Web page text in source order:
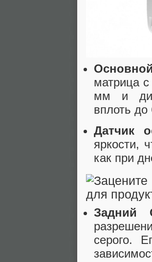
матрица
мм и
вплоть
Датчик
яркости,
как при
Задний
серого.